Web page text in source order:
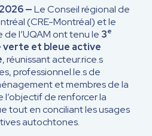
—Le Conseil régional de
(CRE-Montréal) et le
de l’UQAM ont tenu le 3e
verte et bleue active
, réunissant acteur.rice.s
professionnel.le.s de
et membres de la
de renforcer la
tout en conciliant les usages
autochtones.